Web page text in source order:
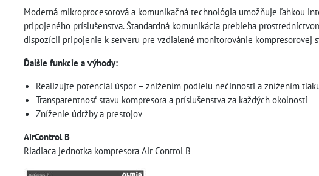
Moderná mikroprocesorová a komunikačná technológia umožňuje ľahkou
pripojeného príslušenstva. Štandardná komunikácia prebieha
dispozícii pripojenie k serveru pre vzdialené monitorovánie kompresorovej
Ďalšie funkcie a výhody:
Realizujte potenciál úspor – znížením podielu nečinnosti a znížením
Transparentnosť stavu kompresora a príslušenstva za každých okolností
Zníženie údržby a prestojov
AirControl B
Riadiaca jednotka kompresora Air Control B